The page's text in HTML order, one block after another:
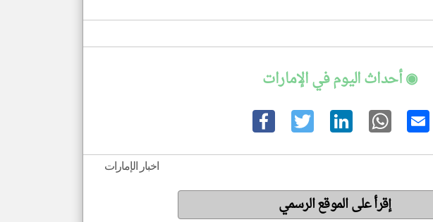
◉ أحداث اليوم في الإمارات
اخبار الإمارات
إقرأ على الموقع الرسمي